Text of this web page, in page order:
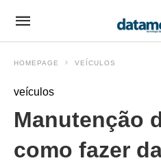
HOMEPAGE VEÍCULOS
veículos
Manutenção
como fazer